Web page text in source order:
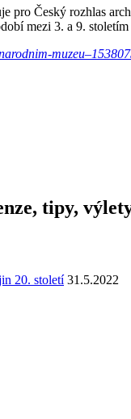
pro Český rozhlas
mezi 3. a 9.
tipy,
20. století 31.5.2022